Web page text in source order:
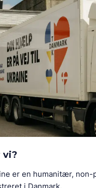
vi?
er en humanitær, non-